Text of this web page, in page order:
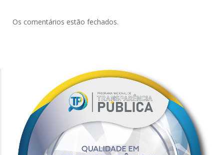
Os comentários estão fechados.